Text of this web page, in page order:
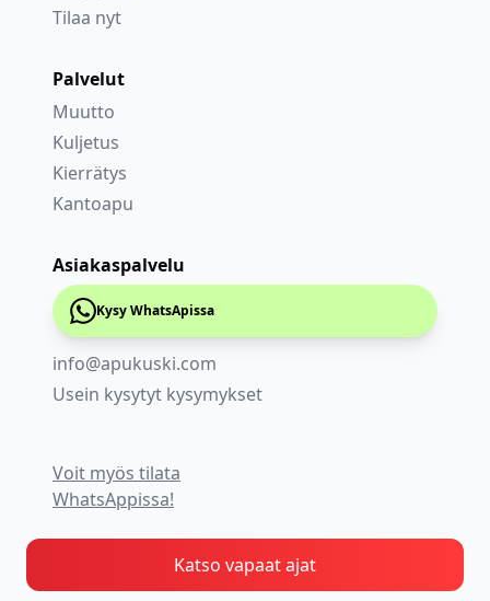
Tilaa nyt
Palvelut
Muutto
Kuljetus
Kierrätys
Kantoapu
Asiakaspalvelu
Kysy WhatsApissa
info@apukuski.com
Usein kysytyt kysymykset
Voit myös tilata
WhatsAppissa!
Katso vapaat ajat